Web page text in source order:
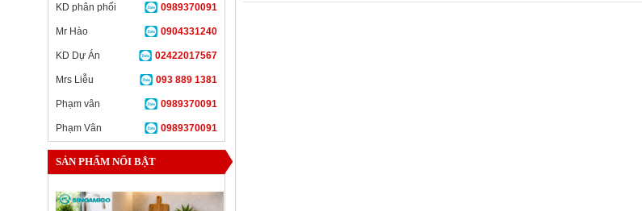
0989370091
KD phân phối
0904331240
Mr Hào
02422017567
KD Dự Án
093 889 1381
Mrs Liễu
0989370091
Phạm vân
0989370091
Phạm Vân
SẢN PHẨM NỔI BẬT